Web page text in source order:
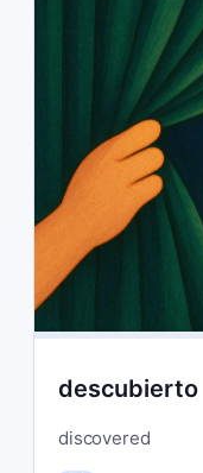
descubierto
discovered